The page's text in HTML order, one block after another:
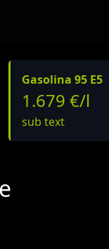
Gasolina 95 E5
1.679 €/l
sub text